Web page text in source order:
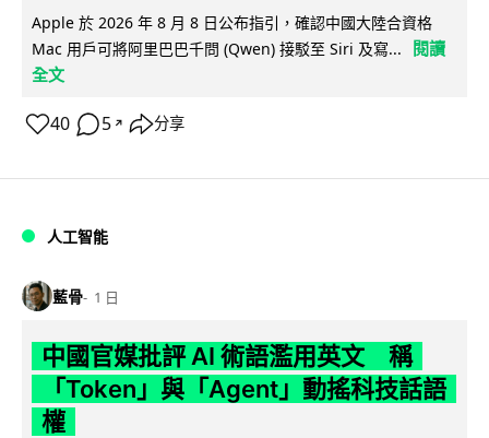
Apple 於 2026 年 8 月 8 日公布指引，確認中國大陸合資格
Mac 用戶可將阿里巴巴千問 (Qwen) 接駁至 Siri 及寫...
閱讀
全文
40 5 ↗ 分享
人工智能
藍骨 1 日
中國官媒批評 AI 術語濫用英文 稱
「Token」與「Agent」動搖科技話語
權